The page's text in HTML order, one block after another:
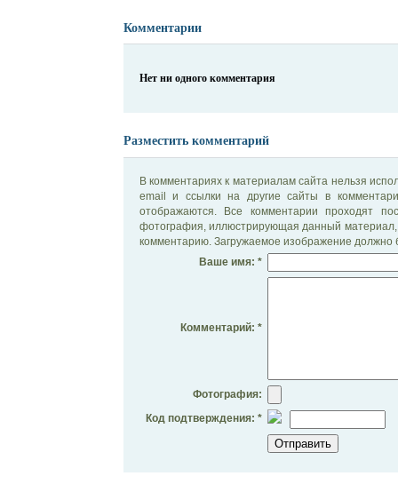
Комментарии
Нет ни одного комментария
Разместить комментарий
В комментариях к материалам сайта нельзя
email и ссылки на другие сайты в
отображаются. Все комментарии проходят
фотография, иллюстрирующая данный материал,
комментарию. Загружаемое изображение должно
Ваше имя: *
Комментарий: *
Фотография:
Код подтверждения: *